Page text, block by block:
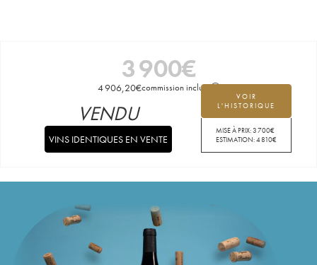
3 900€
4 906,20€commission incluse
VOIR
L'HISTORIQUE
MISE À PRIX:3 700€
ESTIMATION:4 810€
VENDU
VINS IDENTIQUES EN VENTE